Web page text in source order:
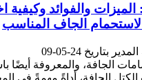
الميزات والفوائد وكيفية
الجاف المناسب
بتاريخ 24-05-09
الجافة، والمعروفة أيضًا
الجافة، أداةً مهمةً في